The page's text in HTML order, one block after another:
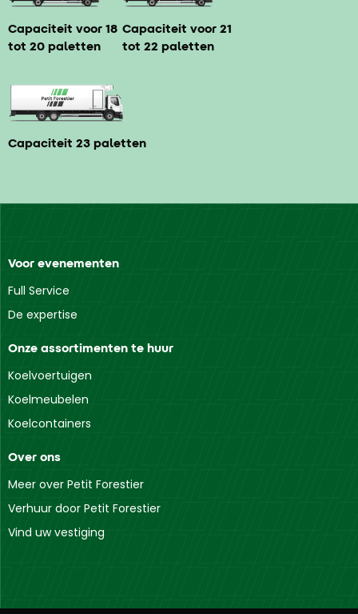
Capaciteit voor 18
tot 20 paletten
Capaciteit voor 21
tot 22 paletten
Capaciteit 23 paletten
Voor evenementen
Full Service
De expertise
Onze assortimenten te huur
Koelvoertuigen
Koelmeubelen
Koelcontainers
Over ons
Meer over Petit Forestier
Verhuur door Petit Forestier
Vind uw vestiging